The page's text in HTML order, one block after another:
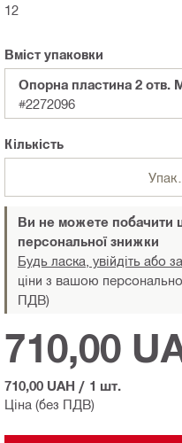
12
Вміст упаковки
Опорна пластина 2 отв.
#2272096
Кількість
Упаковки
Ви не можете побачити
персональної знижки
Будь ласка, увійдіть або
ціни з вашою
ПДВ)
Ціна (без ПДВ)
710,00
710,00 UAH / 1 шт.